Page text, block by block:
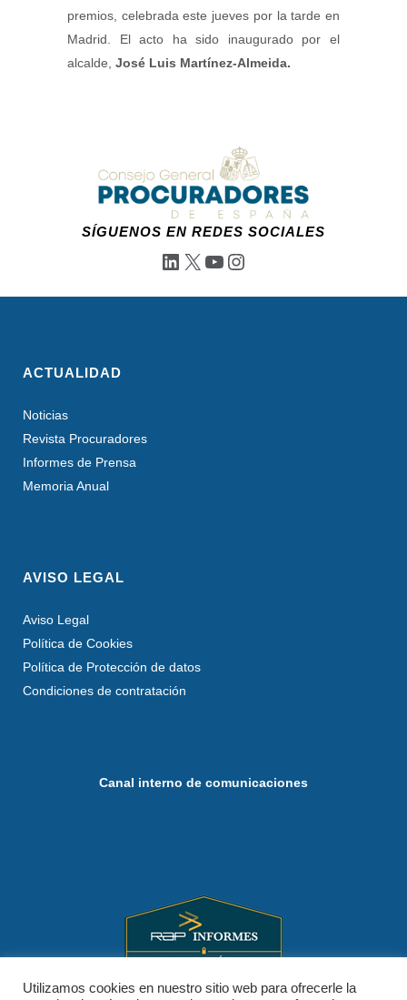
premios, celebrada este jueves por la tarde en
Madrid. El acto ha sido inaugurado por el
alcalde, José Luis Martínez-Almeida.
SÍGUENOS EN REDES SOCIALES
LinkedIn
X YouTube
Instagram
ACTUALIDAD
Noticias
Revista Procuradores
Informes de Prensa
Memoria Anual
AVISO LEGAL
Aviso Legal
Política de Cookies
Política de Protección de datos
Condiciones de contratación
Canal interno de comunicaciones
Utilizamos cookies en nuestro sitio web para ofrecerle la